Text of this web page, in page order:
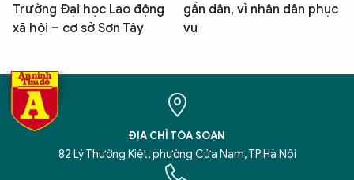
Trường Đại học Lao động
xã hội – cơ sở Sơn Tây
gần dân, vì nhân dân phục
vụ
ĐỊA CHỈ TÒA SOẠN
82 Lý Thường Kiệt, phường Cửa Nam, TP Hà Nội